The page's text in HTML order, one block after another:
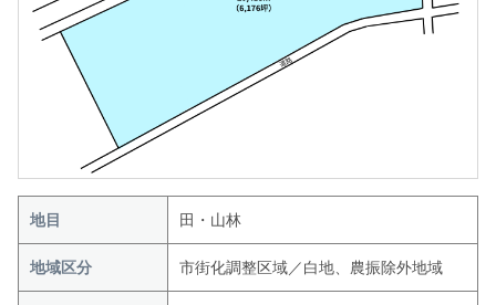
地目 田・山林
地域区分 市街化調整区域／白地、農振除外地域